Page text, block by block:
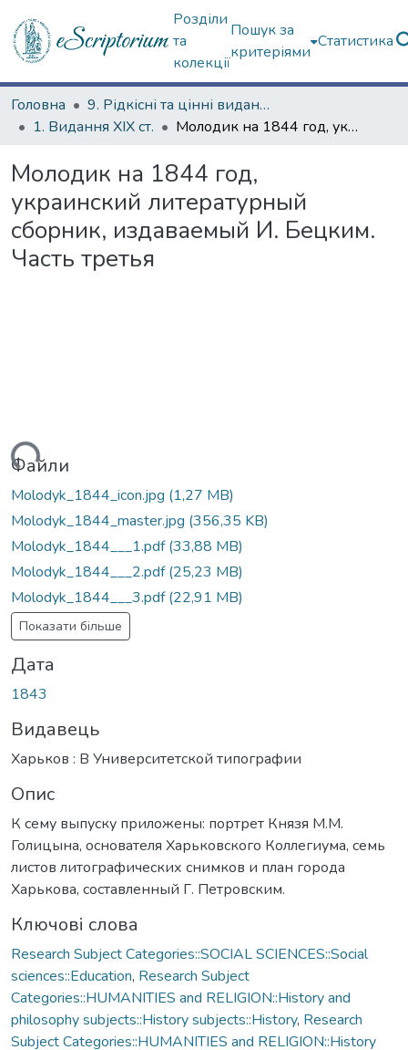
Розділи
та
колекції
Пошук за
критеріями
Статистика
Головна
9. Рідкісні та цінні видання
1. Видання ХІХ ст.
Молодик на 1844 год, украинский литературный сборник, издаваемый И. Бецким. Часть третья
Молодик на 1844 год,
украинский литературный
сборник, издаваемый И. Бецким.
Часть третья
Файли
Molodyk_1844_icon.jpg (1,27 MB)
Molodyk_1844_master.jpg (356,35 KB)
Molodyk_1844___1.pdf(33,88 MB)
Molodyk_1844___2.pdf(25,23 MB)
Molodyk_1844___3.pdf(22,91 MB)
Показати більше
Дата
1843
Видавець
Харьков : В Университетской типографии
Опис
К сему выпуску приложены: портрет Князя М.М.
Голицына, основателя Харьковского Коллегиума, семь
листов литографических снимков и план города
Харькова, составленный Г. Петровским.
Ключові слова
Research Subject Categories::SOCIAL SCIENCES::Social
sciences::Education, Research Subject
Categories::HUMANITIES and RELIGION::History and
philosophy subjects::History subjects::History, Research
Subject Categories::HUMANITIES and RELIGION::History